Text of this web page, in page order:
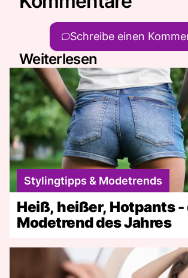
Schreibe einen
Weiterlesen
Stylingtipps & Modetrends
Heiß, heißer, Hotpants -
Modetrend des Jahres